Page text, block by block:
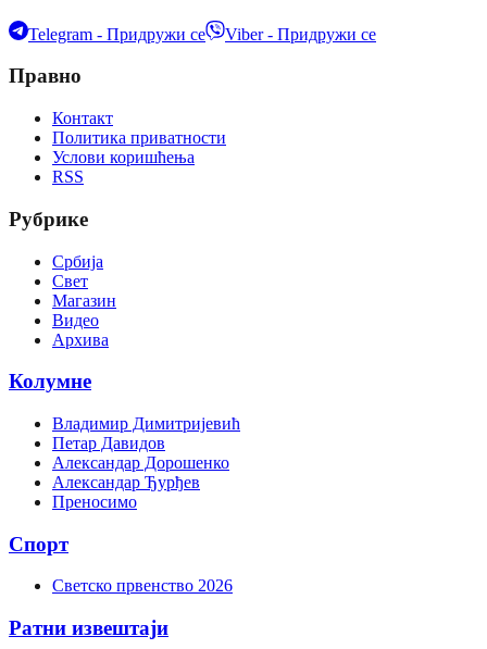
Telegram - Придружи се Viber - Придружи се
Правно
Контакт
Политика приватности
Услови коришћења
RSS
Рубрике
Србија
Свет
Магазин
Видео
Архива
Колумне
Владимир Димитријевић
Петар Давидов
Александар Дорошенко
Александар Ђурђев
Преносимо
Спорт
Светско првенство 2026
Ратни извештаји